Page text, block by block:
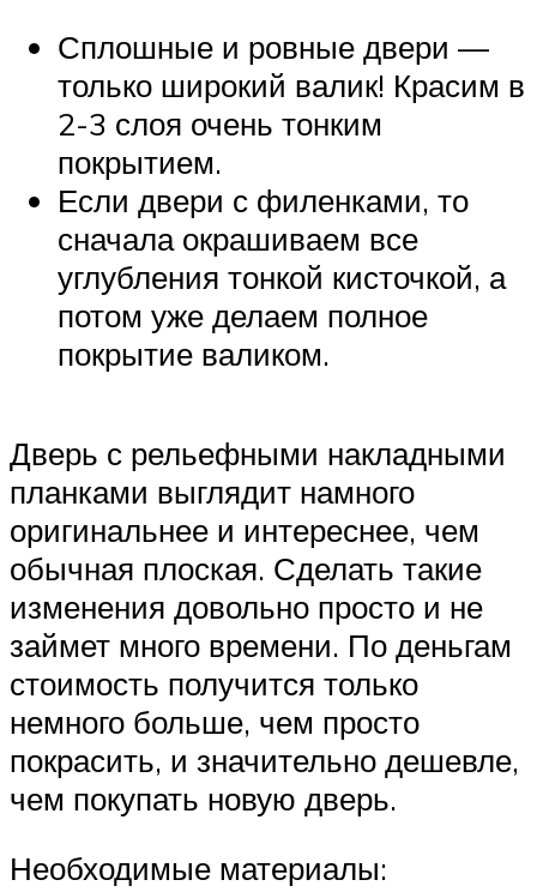
Сплошные и ровные двери —
только широкий валик! Красим в
2-3 слоя очень тонким
покрытием.
Если двери с филенками, то
сначала окрашиваем все
углубления тонкой кисточкой, а
потом уже делаем полное
покрытие валиком.
Дверь с рельефными накладными
планками выглядит намного
оригинальнее и интереснее, чем
обычная плоская. Сделать такие
изменения довольно просто и не
займет много времени. По деньгам
стоимость получится только
немного больше, чем просто
покрасить, и значительно дешевле,
чем покупать новую дверь.
Необходимые материалы: